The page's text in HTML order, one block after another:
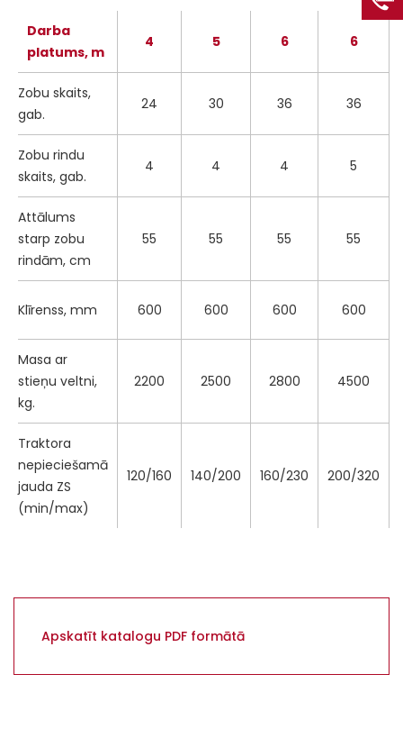
Darba
platums, m
4 5 6 6
Zobu skaits,
gab.
24 30 36 36
Zobu rindu
skaits, gab.
4 4 4 5
Attālums
starp zobu
rindām, cm
55 55 55 55
Klīrenss, mm 600 600 600 600
Masa ar
stieņu veltni,
kg.
2200 2500 2800 4500
Traktora
nepieciešamā
jauda ZS
(min/max)
120/160 140/200 160/230 200/320
Apskatīt katalogu PDF formātā